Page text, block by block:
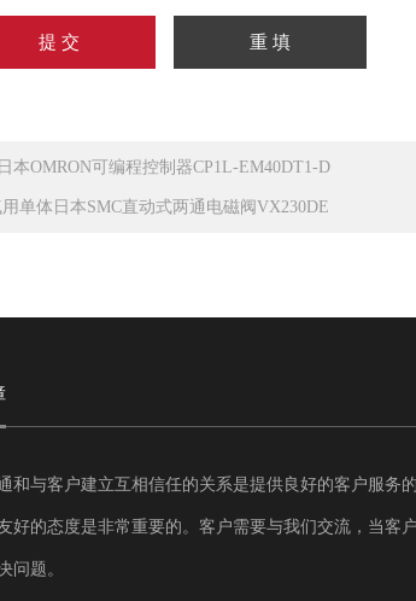
本OMRON可编程控制器CP1L-EM40DT1-D
用单体日本SMC直动式两通电磁阀VX230DE
和与客户建立互相信任的关系是提供良好的客户服务
好的态度是非常重要的。客户需要与我们交流，当客
问题。